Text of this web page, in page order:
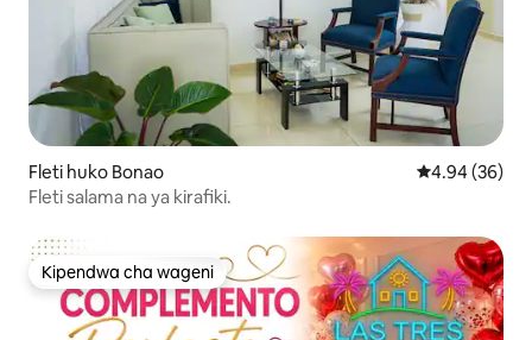
Fleti huko Bonao Ukadiriaji wa
4.94 (36)
Fleti salama na ya kirafiki.
Kipendwa cha wageni
Kipendwa cha wageni